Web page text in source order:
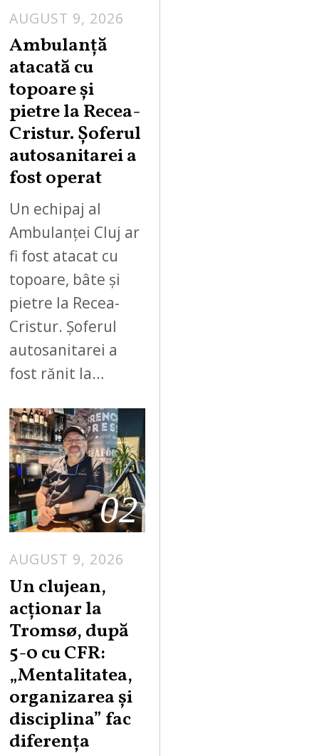
AUGUST 9, 2026
Ambulanță
atacată cu
topoare și
pietre la Recea-
Cristur. Șoferul
autosanitarei a
fost operat
Un echipaj al
Ambulanței Cluj ar
fi fost atacat cu
topoare, bâte și
pietre la Recea-
Cristur. Șoferul
autosanitarei a
fost rănit la…
02
AUGUST 9, 2026
Un clujean,
acționar la
Tromsø, după
5-0 cu CFR:
„Mentalitatea,
organizarea și
disciplina” fac
diferența